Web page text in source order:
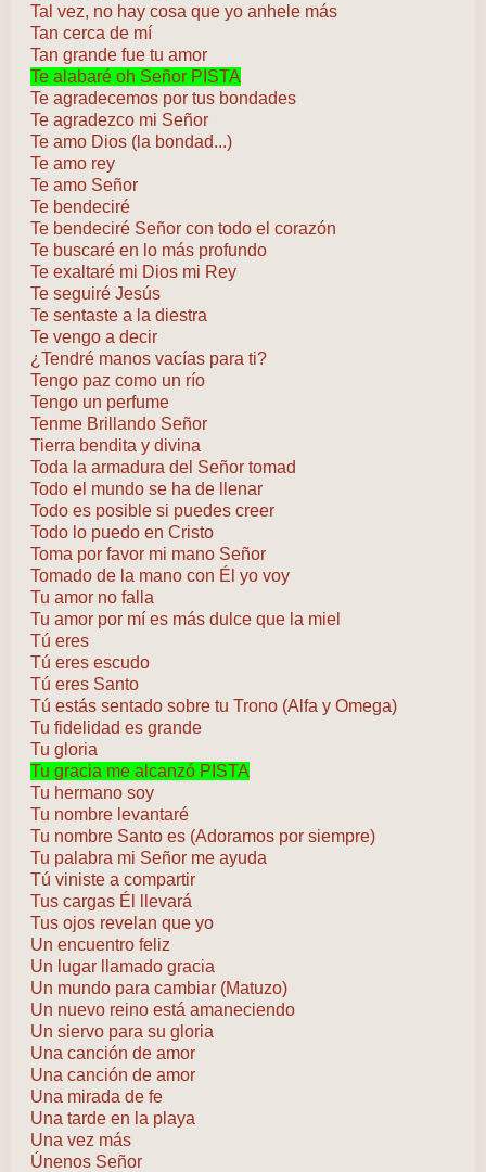
Tal vez, no hay cosa que yo anhele más
Tan cerca de mí
Tan grande fue tu amor
Te alabaré oh Señor PISTA
Te agradecemos por tus bondades
Te agradezco mi Señor
Te amo Dios (la bondad...)
Te amo rey
Te amo Señor
Te bendeciré
Te bendeciré Señor con todo el corazón
Te buscaré en lo más profundo
Te exaltaré mi Dios mi Rey
Te seguiré Jesús
Te sentaste a la diestra
Te vengo a decir
¿Tendré manos vacías para ti?
Tengo paz como un río
Tengo un perfume
Tenme Brillando Señor
Tierra bendita y divina
Toda la armadura del Señor tomad
Todo el mundo se ha de llenar
Todo es posible si puedes creer
Todo lo puedo en Cristo
Toma por favor mi mano Señor
Tomado de la mano con Él yo voy
Tu amor no falla
Tu amor por mí es más dulce que la miel
Tú eres
Tú eres escudo
Tú eres Santo
Tú estás sentado sobre tu Trono (Alfa y Omega)
Tu fidelidad es grande
Tu gloria
Tu gracia me alcanzó PISTA
Tu hermano soy
Tu nombre levantaré
Tu nombre Santo es (Adoramos por siempre)
Tu palabra mi Señor me ayuda
Tú viniste a compartir
Tus cargas Él llevará
Tus ojos revelan que yo
Un encuentro feliz
Un lugar llamado gracia
Un mundo para cambiar (Matuzo)
Un nuevo reino está amaneciendo
Un siervo para su gloria
Una canción de amor
Una canción de amor
Una mirada de fe
Una tarde en la playa
Una vez más
Únenos Señor